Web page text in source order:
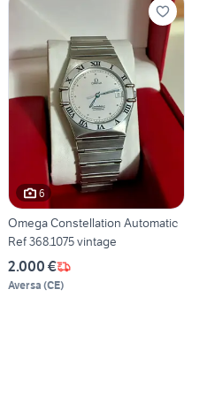
6
Omega Constellation Automatic
Ref 368.1075 vintage
2.000 €
Aversa (CE)